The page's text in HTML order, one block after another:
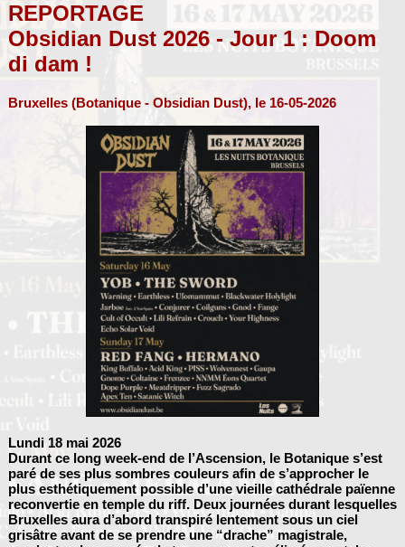
REPORTAGE
Obsidian Dust 2026 - Jour 1 : Doom
di dam !
Bruxelles (Botanique - Obsidian Dust), le 16-05-2026
Lundi 18 mai 2026
Durant ce long week-end de l’Ascension, le Botanique s’est
paré de ses plus sombres couleurs afin de s’approcher le
plus esthétiquement possible d’une vieille cathédrale païenne
reconvertie en temple du riff. Deux journées durant lesquelles
Bruxelles aura d’abord transpiré lentement sous un ciel
grisâtre avant de se prendre une “drache” magistrale,